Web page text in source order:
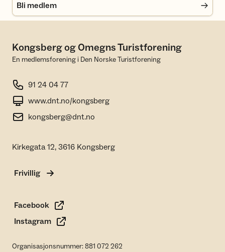
Bli medlem
Kongsberg og Omegns Turistforening
En medlemsforening i Den Norske Turistforening
91 24 04 77
www.dnt.no/kongsberg
kongsberg@dnt.no
Kirkegata 12, 3616 Kongsberg
Frivillig
Facebook
Instagram
Organisasjonsnummer: 881 072 262